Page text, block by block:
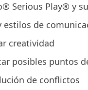
Serious Play® y
estilos de
creatividad
posibles puntos
de conflictos